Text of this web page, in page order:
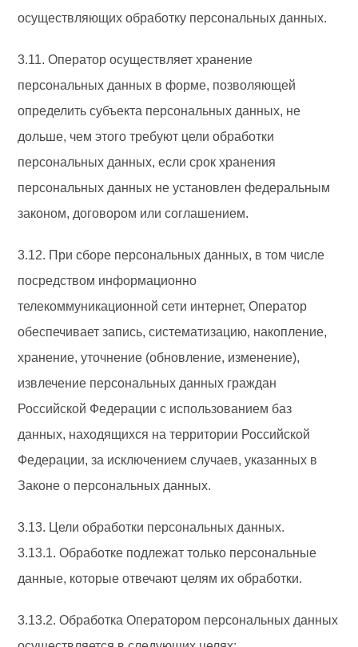
осуществляющих обработку персональных данных.
3.11. Оператор осуществляет хранение
персональных данных в форме, позволяющей
определить субъекта персональных данных, не
дольше, чем этого требуют цели обработки
персональных данных, если срок хранения
персональных данных не установлен федеральным
законом, договором или соглашением.
3.12. При сборе персональных данных, в том числе
посредством информационно
телекоммуникационной сети интернет, Оператор
обеспечивает запись, систематизацию, накопление,
хранение, уточнение (обновление, изменение),
извлечение персональных данных граждан
Российской Федерации с использованием баз
данных, находящихся на территории Российской
Федерации, за исключением случаев, указанных в
Законе о персональных данных.
3.13. Цели обработки персональных данных.
3.13.1. Обработке подлежат только персональные
данные, которые отвечают целям их обработки.
3.13.2. Обработка Оператором персональных данных